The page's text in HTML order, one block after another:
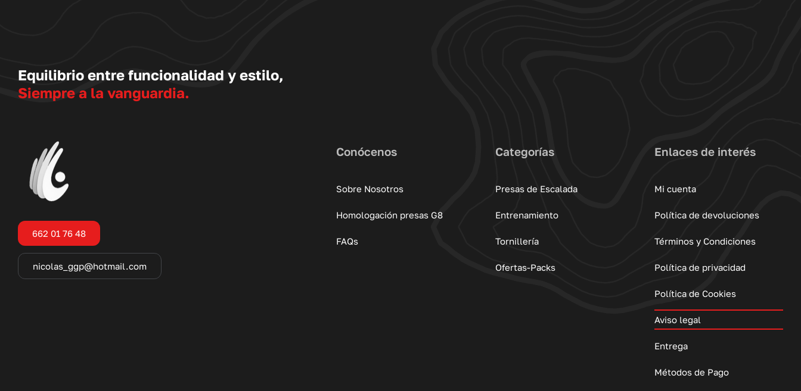
Equilibrio entre funcionalidad y estilo,
Siempre a la vanguardia.
662 01 76 48
nicolas_ggp@hotmail.com
Conócenos
Sobre Nosotros
Homologación presas G8
FAQs
Categorías
Presas de Escalada
Entrenamiento
Tornillería
Ofertas-Packs
Enlaces de interés
Mi cuenta
Política de devoluciones
Términos y Condiciones
Política de privacidad
Política de Cookies
Aviso legal
Entrega
Métodos de Pago